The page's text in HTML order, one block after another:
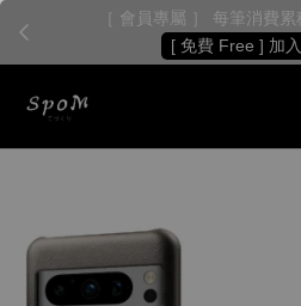
［ 會員專屬 ］ 每筆消費
[ 免費 Free ] 加